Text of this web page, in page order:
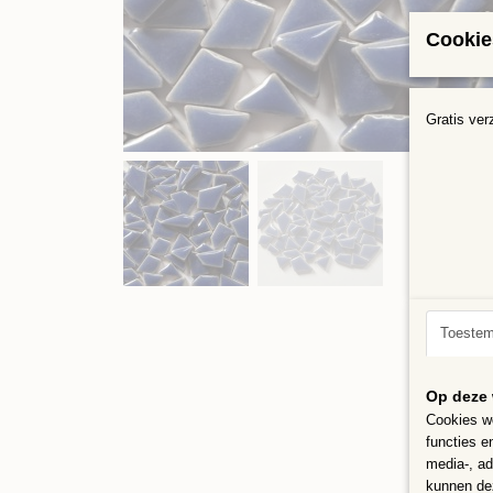
Gratis
Op
Cookies
functies
media-,
kunnen